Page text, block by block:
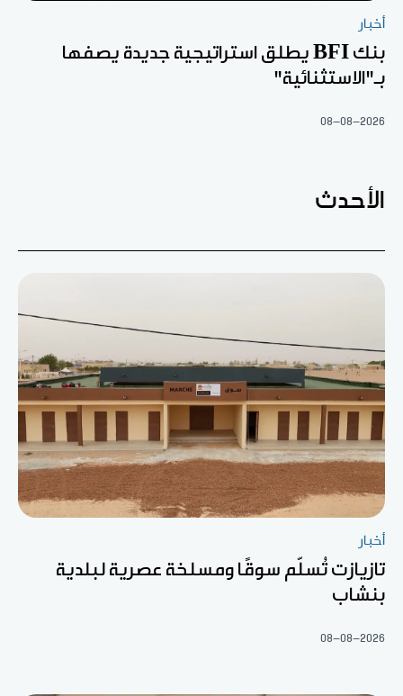
أخبار
بنك BFI يطلق استراتيجية جديدة يصفها
بـ"الاستثنائية"
08-08-2026
الأحدث
أخبار
تازيازت تُسلّم سوقًا ومسلخة عصرية لبلدية
بنشاب
08-08-2026